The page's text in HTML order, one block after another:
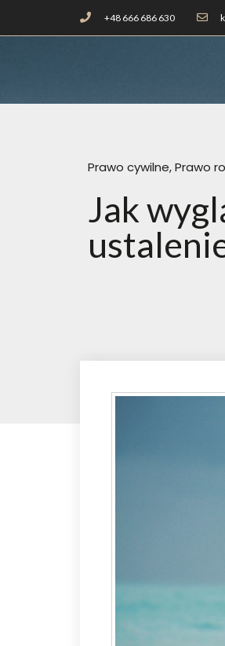
+48 666 686 630
Prawo cywilne,Prawo
Jak